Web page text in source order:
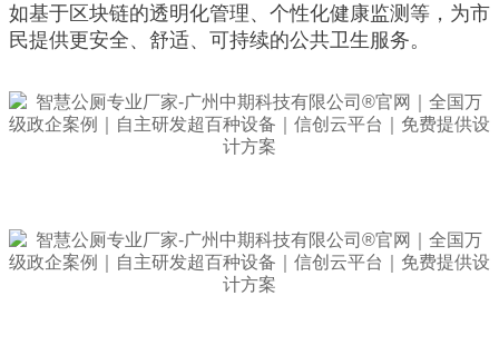
如基于区块链的透明化管理、个性化健康监测等，为市
民提供更安全、舒适、可持续的公共卫生服务。